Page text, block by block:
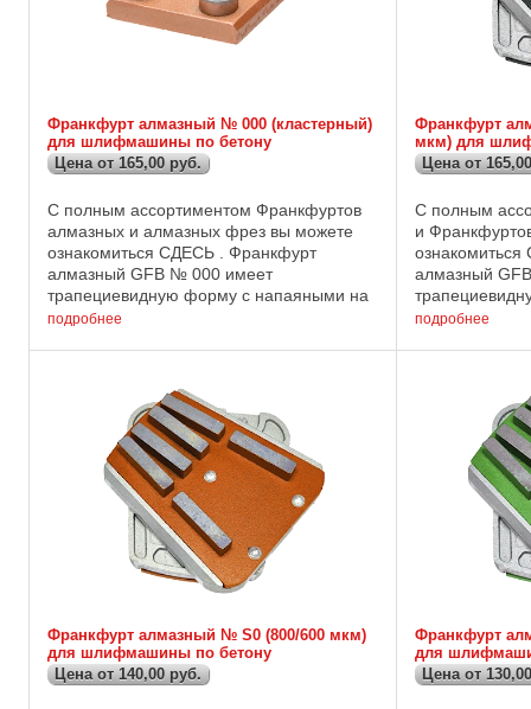
Франкфурт алмазный № 000 (кластерный)
для шлифмашины по бетону
Цена от 165,00 руб.
С полным ассортиментом Франкфуртов
алмазных и алмазных фрез вы можете
ознакомиться СДЕСЬ . Франкфурт
алмазный GFB № 000 имеет
трапециевидную форму с напаяными на
ее нижнюю часть алмазными сегментами.
подробнее
Франкфурт
мкм) для
Цена от
С полным
и
алмазный
ее нижнюю
подробнее
Франкфурт алмазный № S0 (800/600 мкм)
для шлифмашины по бетону
Цена от 140,00 руб.
Франкфурт
для
Цена от